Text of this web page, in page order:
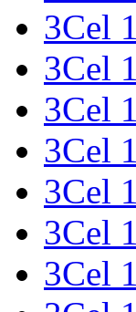
3Cel
3Cel
3Cel
3Cel
3Cel
3Cel
3Cel